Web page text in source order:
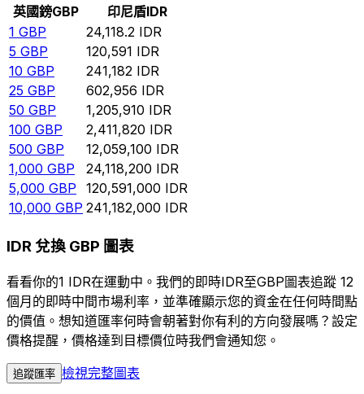
英國鎊GBP 印尼盾IDR
1 GBP 24,118.2 IDR
5 GBP 120,591 IDR
10 GBP 241,182 IDR
25 GBP 602,956 IDR
50 GBP 1,205,910 IDR
100 GBP 2,411,820 IDR
500 GBP 12,059,100 IDR
1,000 GBP 24,118,200 IDR
5,000 GBP 120,591,000 IDR
10,000 GBP 241,182,000 IDR
IDR 兌換 GBP 圖表
看看你的1 IDR在運動中。我們的即時IDR至GBP圖表追蹤 12
個月的即時中間市場利率，並準確顯示您的資金在任何時間點
的價值。想知道匯率何時會朝著對你有利的方向發展嗎？設定
價格提醒，價格達到目標價位時我們會通知您。
追蹤匯率 檢視完整圖表